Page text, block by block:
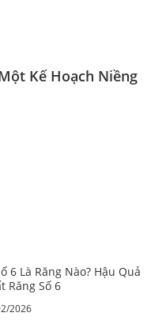
Kế Hoạch Niềng
6 Là Răng Nào? Hậu Quả
Răng Số 6
2026